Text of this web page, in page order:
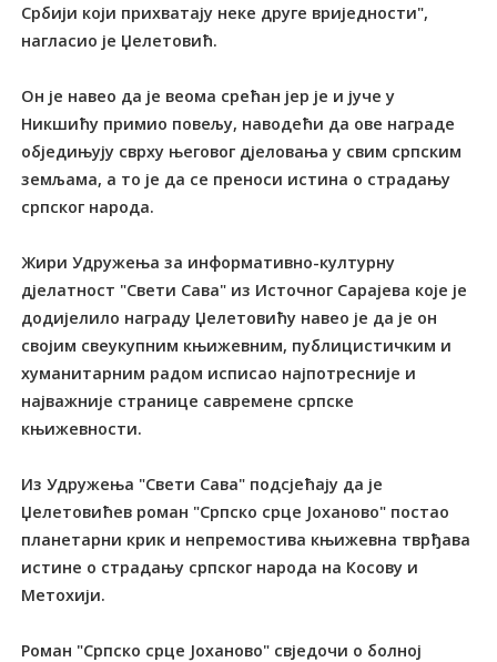
Србији који прихватају неке друге вриједности",
нагласио је Џелетовић.
Он је навео да је веома срећан јер је и јуче у
Никшићу примио повељу, наводећи да ове награде
обједињују сврху његовог дјеловања у свим српским
земљама, а то је да се преноси истина о страдању
српског народа.
Жири Удружења за информативно-културну
дјелатност "Свети Сава" из Источног Сарајева које је
додијелило награду Џелетовићу навео је да је он
својим свеукупним књижевним, публицистичким и
хуманитарним радом исписао најпотреснијe и
најважнијe странице савремене српске
књижевности.
Из Удружења "Свети Сава" подсјећају да је
Џелетовићев роман "Српско срце Јоханово" постао
планетарни крик и непремостива књижевна тврђава
истине о страдању српског народа на Косову и
Метохији.
Роман "Српско срце Јоханово" свједочи о болној